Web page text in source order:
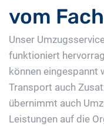
vom
Unser
funktioniert
können eingespannt
Transport auch
übernimmt auch
Leistungen auf die